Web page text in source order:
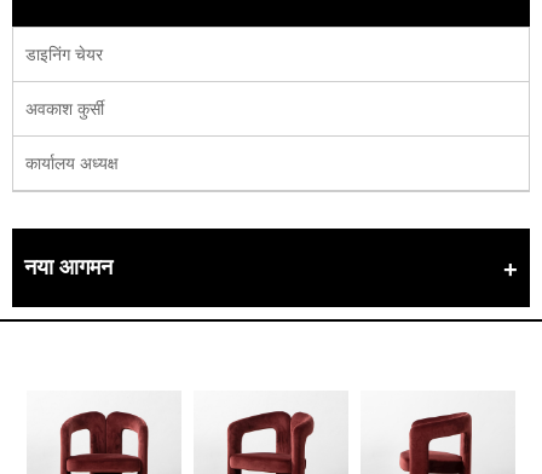
डाइनिंग चेयर
अवकाश कुर्सी
कार्यालय अध्यक्ष
नया आगमन